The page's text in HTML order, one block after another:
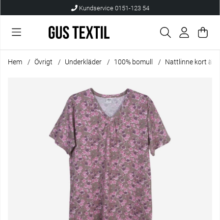
Kundservice 0151-123 54
.
Hem Övrigt Underkläder 100% bomull Nattlinne kort